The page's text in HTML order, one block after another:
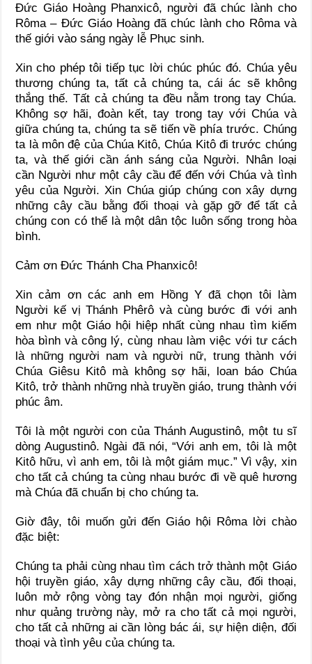
Đức Giáo Hoàng Phanxicô, người đã chúc lành cho
Rôma – Đức Giáo Hoàng đã chúc lành cho Rôma và
thế giới vào sáng ngày lễ Phục sinh.
Xin cho phép tôi tiếp tục lời chúc phúc đó. Chúa yêu
thương chúng ta, tất cả chúng ta, cái ác sẽ không
thắng thế. Tất cả chúng ta đều nằm trong tay Chúa.
Không sợ hãi, đoàn kết, tay trong tay với Chúa và
giữa chúng ta, chúng ta sẽ tiến về phía trước. Chúng
ta là môn đệ của Chúa Kitô, Chúa Kitô đi trước chúng
ta, và thế giới cần ánh sáng của Người. Nhân loại
cần Người như một cây cầu để đến với Chúa và tình
yêu của Người. Xin Chúa giúp chúng con xây dựng
những cây cầu bằng đối thoại và gặp gỡ để tất cả
chúng con có thể là một dân tộc luôn sống trong hòa
bình.
Cảm ơn Đức Thánh Cha Phanxicô!
Xin cảm ơn các anh em Hồng Y đã chọn tôi làm
Người kế vị Thánh Phêrô và cùng bước đi với anh
em như một Giáo hội hiệp nhất cùng nhau tìm kiếm
hòa bình và công lý, cùng nhau làm việc với tư cách
là những người nam và người nữ, trung thành với
Chúa Giêsu Kitô mà không sợ hãi, loan báo Chúa
Kitô, trở thành những nhà truyền giáo, trung thành với
phúc âm.
Tôi là một người con của Thánh Augustinô, một tu sĩ
dòng Augustinô. Ngài đã nói, “Với anh em, tôi là một
Kitô hữu, vì anh em, tôi là một giám mục.” Vì vậy, xin
cho tất cả chúng ta cùng nhau bước đi về quê hương
mà Chúa đã chuẩn bị cho chúng ta.
Giờ đây, tôi muốn gửi đến Giáo hội Rôma lời chào
đặc biệt:
Chúng ta phải cùng nhau tìm cách trở thành một Giáo
hội truyền giáo, xây dựng những cây cầu, đối thoại,
luôn mở rộng vòng tay đón nhận mọi người, giống
như quảng trường này, mở ra cho tất cả mọi người,
cho tất cả những ai cần lòng bác ái, sự hiện diện, đối
thoại và tình yêu của chúng ta.